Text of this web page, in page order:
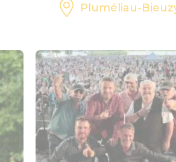
Pluméliau-